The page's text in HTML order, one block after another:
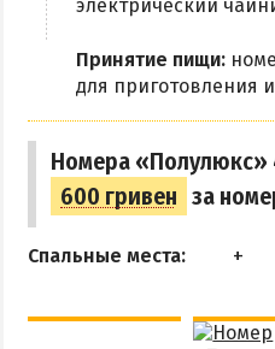
электрический
Принятие пищи:
для приготовления
Номера «Полулюкс»
600 гривен за
Спальные места: